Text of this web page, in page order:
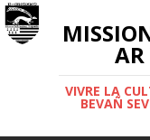
AR
VIVRE LA
BEVAÑ